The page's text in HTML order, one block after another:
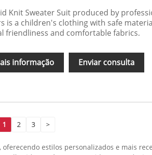
Knit Sweater Suit produced by
is a children's clothing with safe
friendliness and comfortable fabrics.
informação Enviar consulta
1 2 3 >
estilos personalizados e mais